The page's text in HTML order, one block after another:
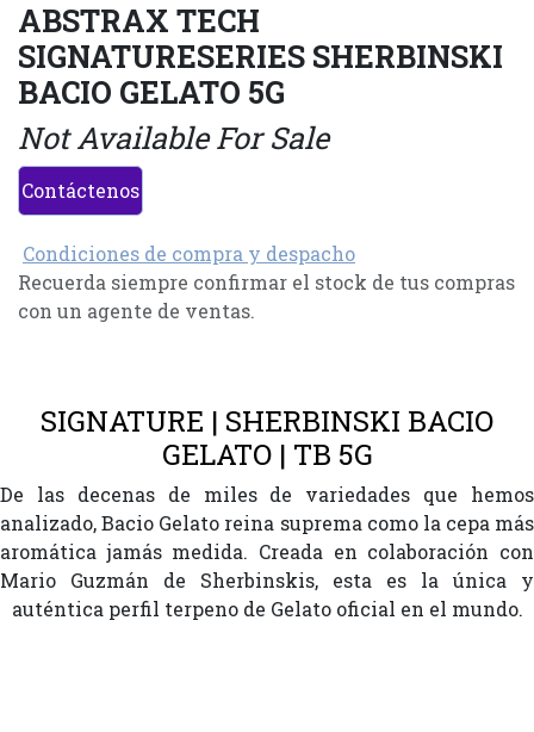
ABSTRAX TECH
SIGNATURESERIES SHERBINSKI
BACIO GELATO 5G
Not Available For Sale
Contáctenos
Condiciones de compra y despacho
Recuerda siempre confirmar el stock de tus compras
con un agente de ventas.
SIGNATURE | SHERBINSKI BACIO
GELATO | TB 5G
De las decenas de miles de variedades que hemos
analizado, Bacio Gelato reina suprema como la cepa más
aromática jamás medida. Creada en colaboración con
Mario Guzmán de Sherbinskis, esta es la única y
auténtica perfil terpeno de Gelato oficial en el mundo.